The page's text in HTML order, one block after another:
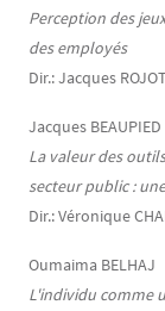
Perception des
des employés
Dir.: Jacques ROJOT
Jacques BEAUPIED
La valeur des
secteur public :
Dir.: Véronique
Oumaima BELHAJ
L'individu comme